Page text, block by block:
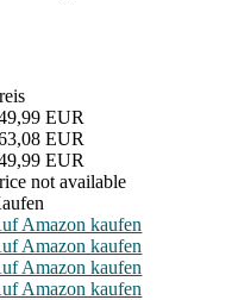
EUR
EUR
EUR
not available
Amazon kaufen
Amazon kaufen
Amazon kaufen
Amazon kaufen